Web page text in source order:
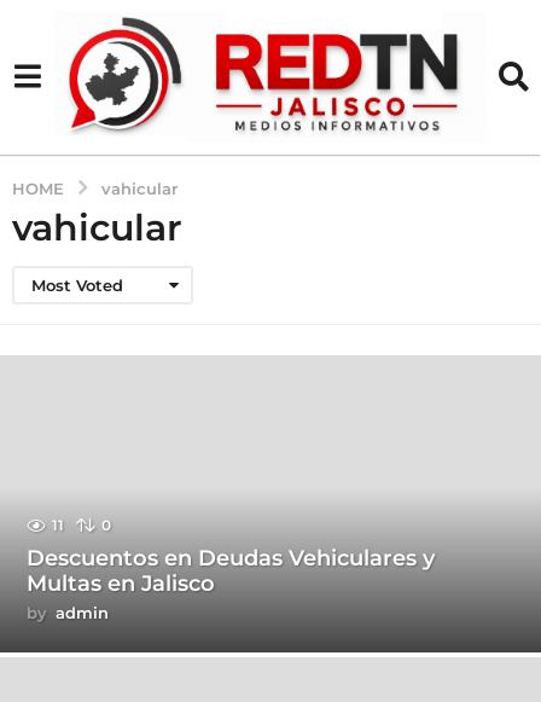
HOME vahicular
vahicular
Most Voted
11 0
Descuentos en Deudas Vehiculares y
Multas en Jalisco
by admin